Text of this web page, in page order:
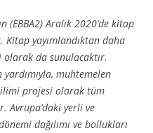
(EBBA2) Aralık 2020’de kitap
Kitap yayımlandıktan daha
olarak da sunulacaktır.
yardımıyla, muhtemelen
projesi olarak tüm
Avrupa’daki yerli ve
dağılımı ve bollukları